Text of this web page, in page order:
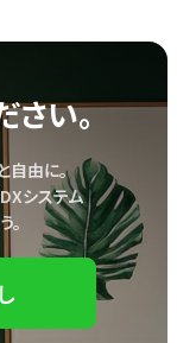
さい。
自由に。
システム
。